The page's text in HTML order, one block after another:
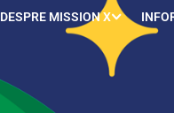
DESPRE MISSION X